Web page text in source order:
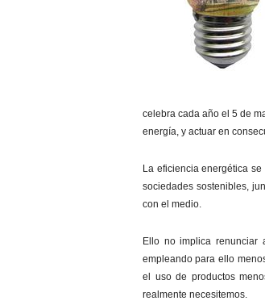
celebra cada año el 5 de
energía, y actuar en
La eficiencia energética
sociedades sostenibles,
con el medio.
Ello no implica renunciar
empleando para ello
el uso de productos
realmente necesitemos.